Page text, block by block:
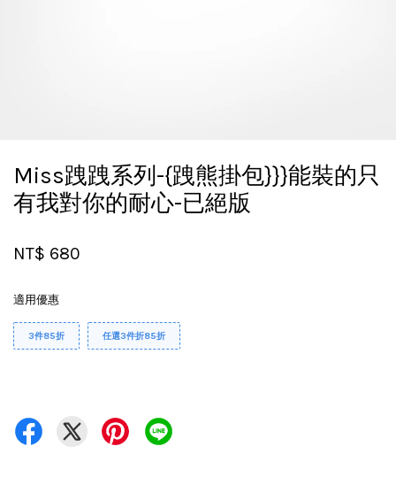
Miss跩跩系列-{跩熊掛包}}}能裝的只
有我對你的耐心-已絕版
NT$ 680
適用優惠
3件85折 任選3件折85折